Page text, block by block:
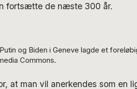
fortsætte de næste 300 år.
og Biden i Geneve lagde et
Commons.
at man vil anerkendes som en